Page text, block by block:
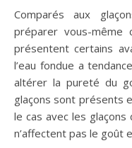
Comparés aux
préparer vous-même
présentent certains
l’eau fondue a
altérer la pureté du
glaçons sont présents
le cas avec les
n’affectent pas le goût